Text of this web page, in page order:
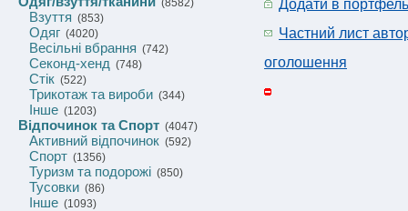
(8582)
Взуття (853)
Одяг (4020)
Весільні вбрання (742)
Секонд-хенд (748)
Стік (522)
Трикотаж та вироби (344)
Інше (1203)
Відпочинок та Спорт (4047)
Активний відпочинок (592)
Спорт (1356)
Туризм та подорожі (850)
Тусовки (86)
Інше (1093)
Додати в портфель
Частний лист
оголошення